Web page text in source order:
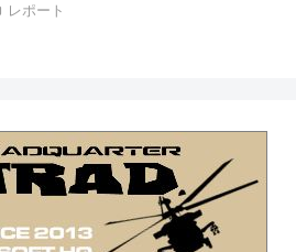
レポート